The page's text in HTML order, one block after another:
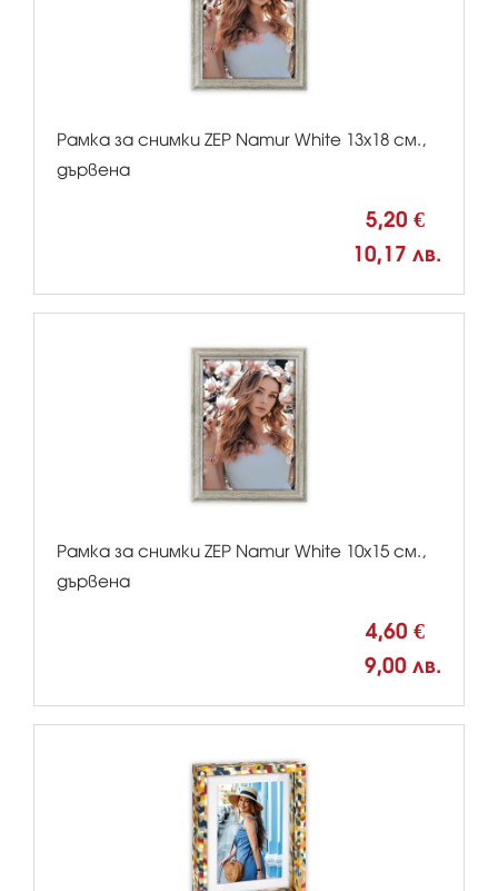
Рамка за снимки ZEP Namur White 13x18 см.,
дървена
5,20 €
10,17 лв.
Рамка за снимки ZEP Namur White 10x15 см.,
дървена
4,60 €
9,00 лв.